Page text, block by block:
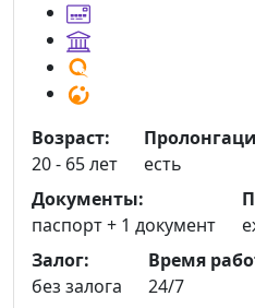
Возраст:
20 - 65 лет
есть
Документы:
паспорт + 1 документ
Залог:
без залога
Время
24/7